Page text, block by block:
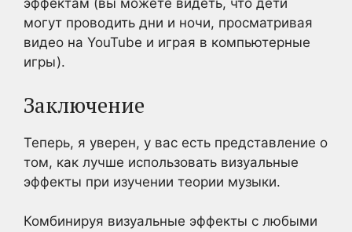
эффектам (вы можете видеть, что дети
могут проводить дни и ночи, просматривая
видео на YouTube и играя в компьютерные
игры).
Заключение
Теперь, я уверен, у вас есть представление о
том, как лучше использовать визуальные
эффекты при изучении теории музыки.
Комбинируя визуальные эффекты с любыми